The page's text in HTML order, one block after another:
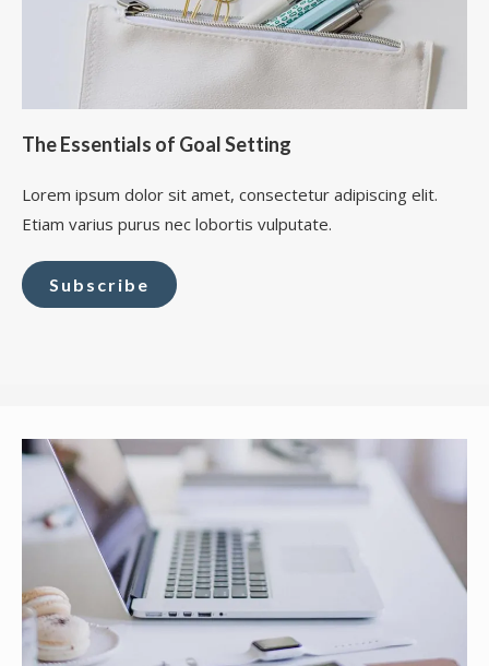
The Essentials of Goal Setting
Lorem ipsum dolor sit amet, consectetur adipiscing elit.
Etiam varius purus nec lobortis vulputate.
Subscribe